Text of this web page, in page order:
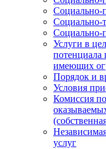
Социально-
Социально-
Социально-
Услуги в
потенциала
имеющих
Порядок и
Условия
Комиссия
услуг